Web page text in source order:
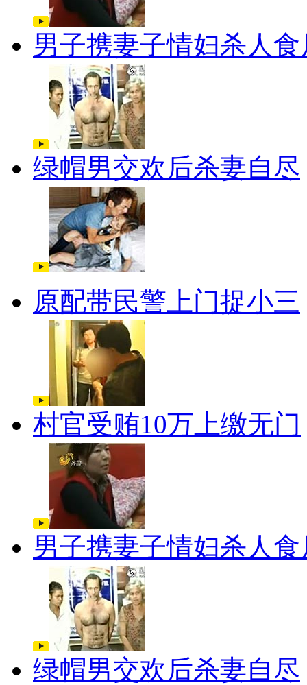
男子携妻子情妇杀人食
绿帽男交欢后杀妻自尽
原配带民警上门捉小三
村官受贿10万上缴无门
男子携妻子情妇杀人食
绿帽男交欢后杀妻自尽